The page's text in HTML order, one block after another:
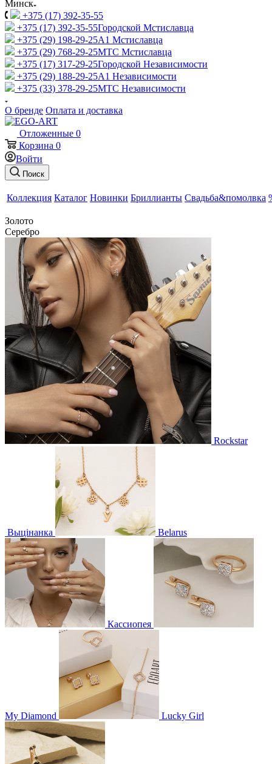
Минск
+375 (17) 392-35-55
+375 (17) 392-35-55Городской Мстиславца
+375 (29) 198-29-25A1 Мстиславца
+375 (29) 768-29-25МТС Мстиславца
+375 (17) 317-29-25Городской Независимости
+375 (29) 188-29-25A1 Независимости
+375 (33) 378-29-25МТС Независимости
О бренде Оплата и доставка
Отложенные 0
Корзина 0
Войти
Поиск
Коллекция Каталог Новинки Бриллианты Свадьба&помолвка
Золото
Серебро
Rockstar
Выцінанка Belarus
Кассиопея
My Diamond Lucky Girl